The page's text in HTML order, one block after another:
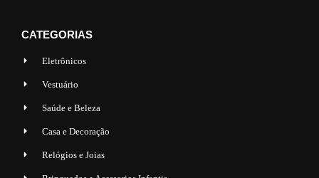
CATEGORIAS
Eletrônicos
Vestuário
Saúde e Beleza
Casa e Decoração
Relógios e Joias